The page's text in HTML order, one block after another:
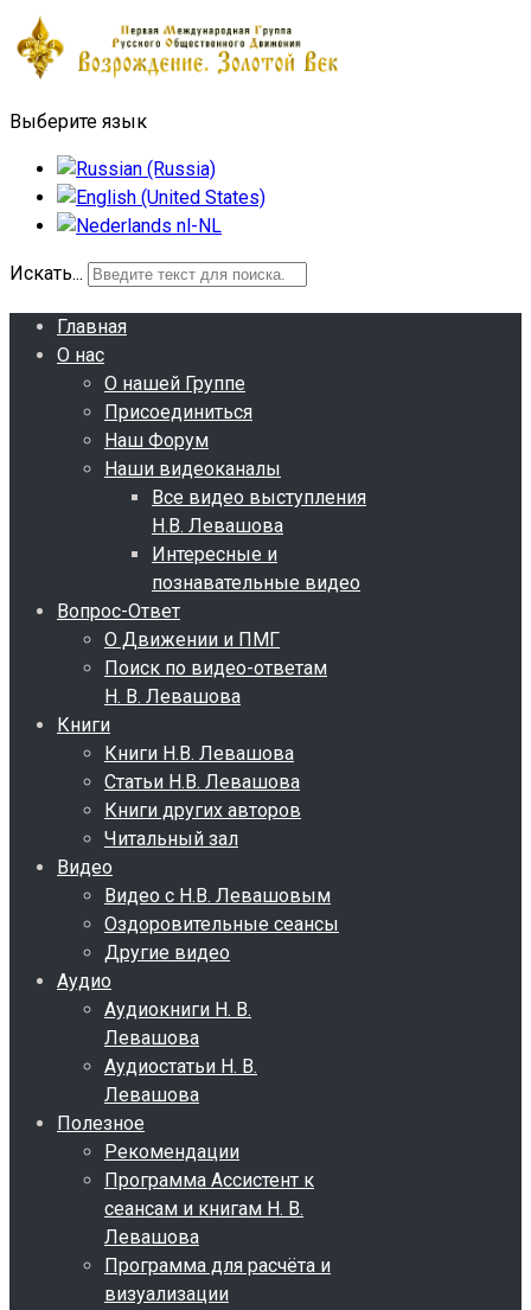
Выберите язык
Искать...
Главная
О нас
О нашей Группе
Присоединиться
Наш Форум
Наши видеоканалы
Все видео выступления
Н.В. Левашова
Интересные и
познавательные видео
Вопрос-Ответ
О Движении и ПМГ
Поиск по видео-ответам
Н. В. Левашова
Книги
Книги Н.В. Левашова
Статьи Н.В. Левашова
Книги других авторов
Читальный зал
Видео
Видео с Н.В. Левашовым
Оздоровительные сеансы
Другие видео
Аудио
Аудиокниги Н. В.
Левашова
Аудиостатьи Н. В.
Левашова
Полезное
Рекомендации
Программа Ассистент к
сеансам и книгам Н. В.
Левашова
Программа для расчёта и
визуализации